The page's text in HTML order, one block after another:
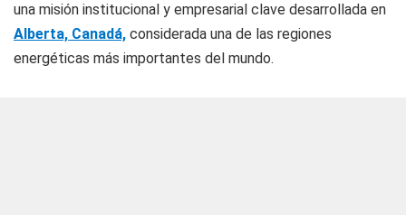
una misión institucional y empresarial clave desarrollada en
Alberta, Canadá, considerada una de las regiones
energéticas más importantes del mundo.